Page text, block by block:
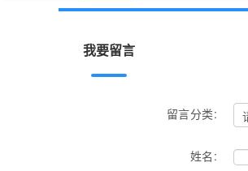
我要留言
留言分类:
姓名: